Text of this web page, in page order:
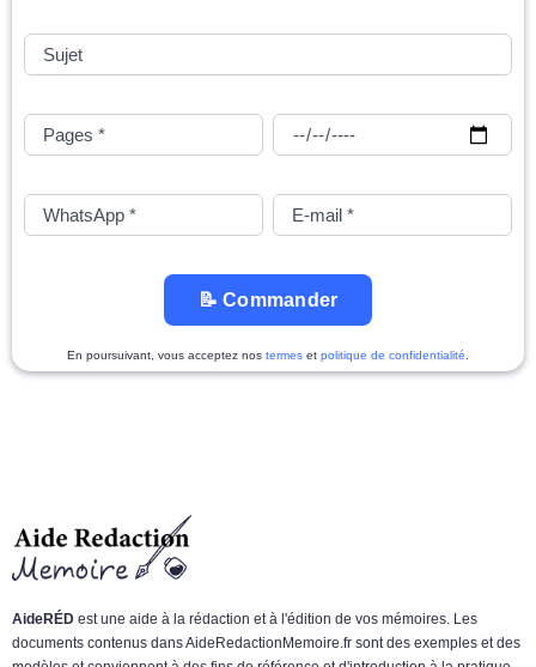
📝 Commander
En poursuivant, vous acceptez nos termes et politique de confidentialité.
AideRÉD est une aide à la rédaction et à l'édition de vos mémoires. Les
documents contenus dans AideRedactionMemoire.fr sont des exemples et des